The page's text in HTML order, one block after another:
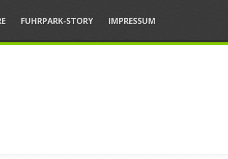
FUHRPARK-STORY IMPRESSUM